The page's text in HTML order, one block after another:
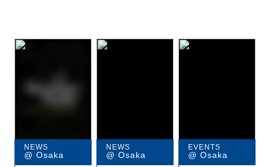
COMM D
@ Osaka @ Osaka @ Osaka